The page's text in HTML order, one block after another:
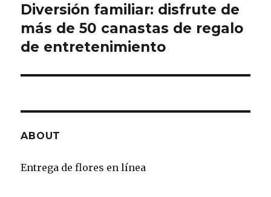
Next
post:
Diversión familiar: disfrute de
más de 50 canastas de regalo
de entretenimiento
ABOUT
Entrega de flores en línea